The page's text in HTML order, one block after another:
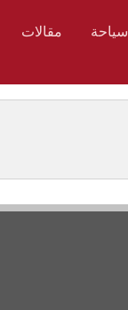
سياحة مقالات